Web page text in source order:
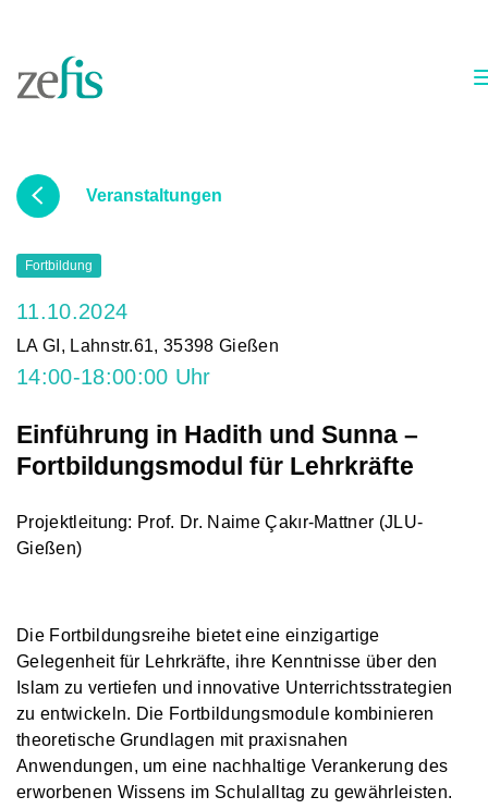
Veranstaltungen
Fortbildung
11.10.2024
LA GI, Lahnstr.61, 35398 Gießen
14:00-18:00:00 Uhr
Einführung in Hadith und Sunna –
Fortbildungsmodul für Lehrkräfte
Projektleitung: Prof. Dr. Naime Çakır-Mattner (JLU-
Gießen)
Die Fortbildungsreihe bietet eine einzigartige
Gelegenheit für Lehrkräfte, ihre Kenntnisse über den
Islam zu vertiefen und innovative Unterrichtsstrategien
zu entwickeln. Die Fortbildungsmodule kombinieren
theoretische Grundlagen mit praxisnahen
Anwendungen, um eine nachhaltige Verankerung des
erworbenen Wissens im Schulalltag zu gewährleisten.